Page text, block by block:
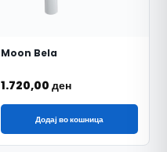
Moon Bela
1.720,00 ден
Додај во кошница